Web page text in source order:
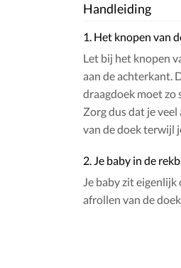
Handleiding
1. Het knopen van
Let bij het knopen
aan de achterkant.
draagdoek moet
Zorg dus dat je
van de doek terwijl
2. Je baby in de
Je baby zit eigenlijk
afrollen van de